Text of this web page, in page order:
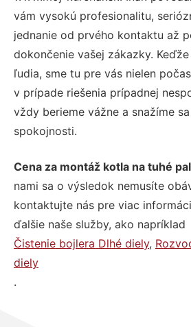
vám vysokú profesionalitu,
jednanie od prvého kontaktu až
dokončenie vašej zákazky.
ľudia, sme tu pre vás nielen
v prípade riešenia prípadnej
vždy berieme vážne a snažíme
spokojnosti.
Cena za montáž kotla na tuhé
nami sa o výsledok nemusíte
kontaktujte nás pre viac
ďalšie naše služby, ako napríklad
Čistenie bojlera Dlhé diely,
diely
.